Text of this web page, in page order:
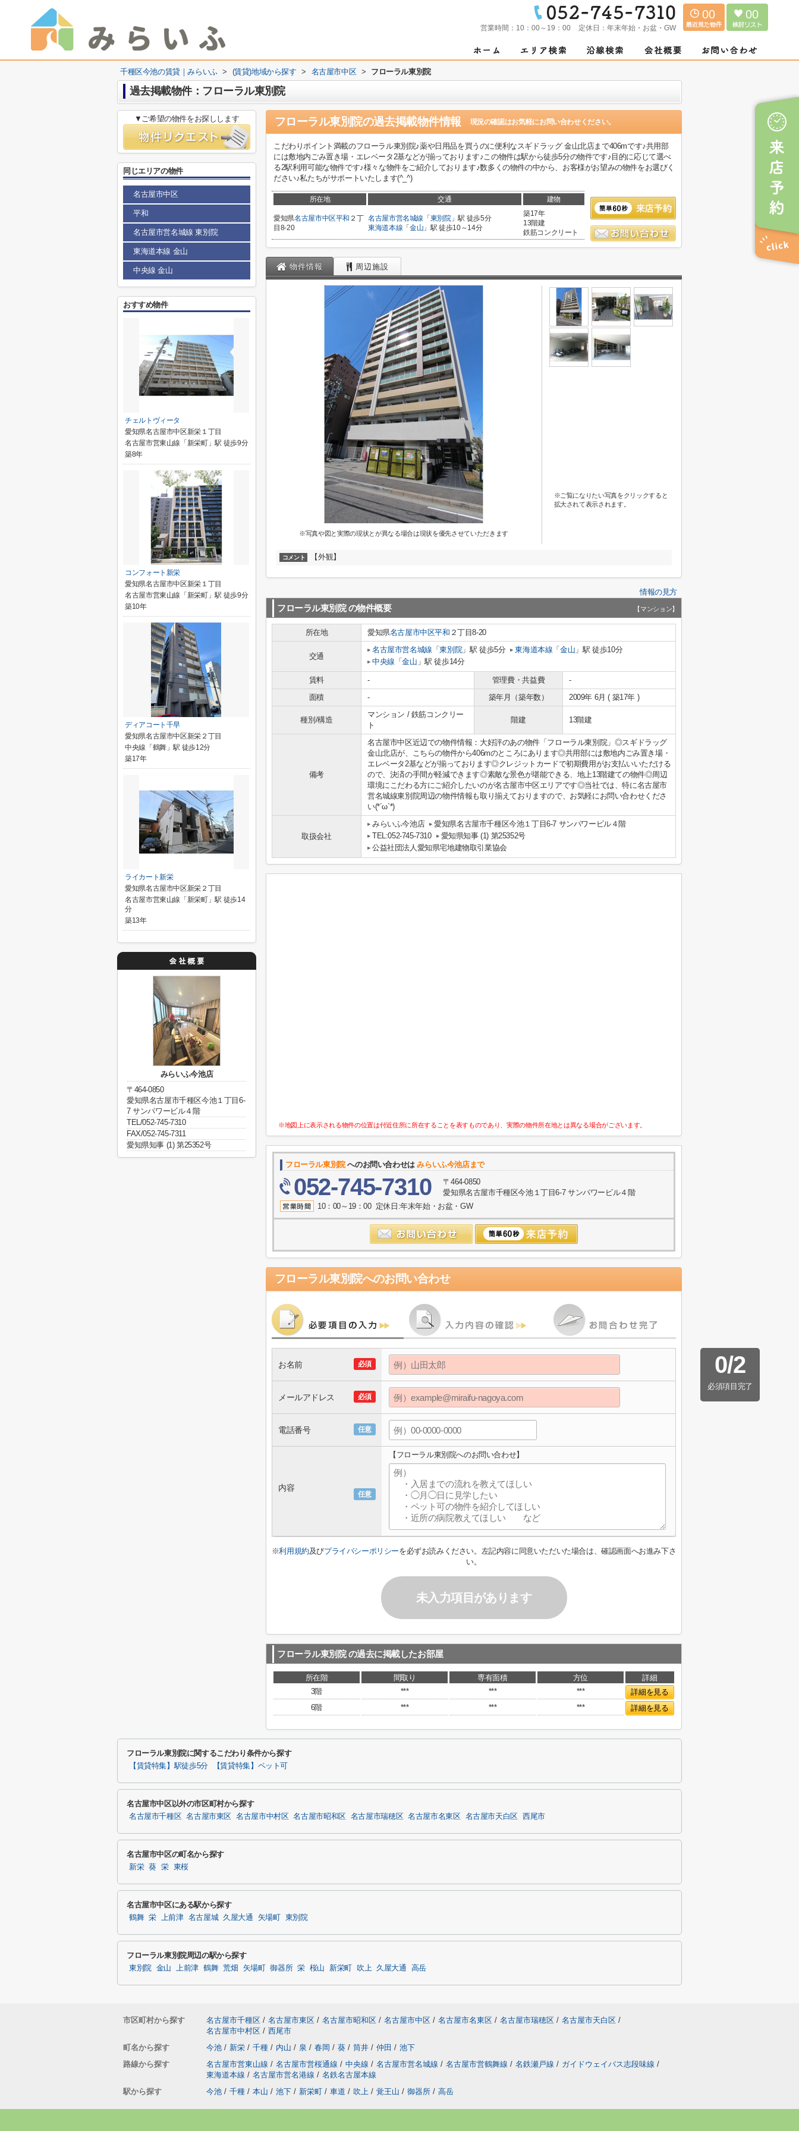
営業時間： 10：00～19：00 定休日： 年末年始・お盆・GW
00 00
千種区今池の賃貸｜みらいふ > (賃貸)地域から探す > 名古屋市中区 > フローラル東別院
過去掲載物件：フローラル東別院
フローラル東別院の過去掲載物件情報 現況の確認はお気軽にお問い合わせください。
こだわりポイント満載のフローラル東別院♪薬や日用品を買うのに便利なスギドラッグ 金山北店まで406mです♪共用部
には敷地内ごみ置き場・エレベータ2基などが揃っております♪この物件は駅から徒歩5分の物件です♪目的に応じて選べ
る2駅利用可能な物件です♪様々な物件をご紹介しております♪数多くの物件の中から、お客様がお望みの物件をお選びく
ださい♪私たちがサポートいたします(^_^)
所在地 交通 建物
愛知県名古屋市中区平和 ２丁
目8-20
名古屋市営名城線 「 東別院」駅 徒歩5分
東海道本線 「 金山 」駅 徒歩10～14分
築17年
13階建
鉄筋コンクリート
物件情報 周辺施設
※写真や図と実際の現状とが異なる場合は現状を優先させていただきます
※ご覧になりたい写真をクリックすると
拡大されて表示されます。
コメント 【外観】
情報の見方
フローラル東別院 の物件概要 【マンション】
所在地 愛知県名古屋市中区平和 ２丁目8-20
交通
名古屋市営名城線 「東別院」駅 徒歩5分 東海道本線 「金山 」駅 徒歩10分
中央線 「金山 」駅 徒歩14分
賃料 - 管理費・共益費
-
面積
- 築年月（築年数） 2009年 6月 ( 築17年 )
種別/構造
マンション / 鉄筋コンクリー
ト
階建 13階建
備考
名古屋市中区近辺での物件情報：大好評のあの物件「フローラル東別院」◎スギドラッグ
金山北店が、こちらの物件から406mのところにあります◎共用部には敷地内ごみ置き場・
エレベータ2基などが揃っております◎クレジットカードで初期費用がお支払いいただける
ので、決済の手間が軽減できます◎素敵な景色が堪能できる、地上13階建ての物件◎周辺
環境にこだわる方にご紹介したいのが名古屋市中区エリアです◎当社では、特に名古屋市
営名城線東別院周辺の物件情報も取り揃えておりますので、お気軽にお問い合わせくださ
い(*´ω`*)
取扱会社
みらいふ今池店
愛知県名古屋市千種区今池１丁目6-7 サンパワービル４階
TEL:052-745-7310
愛知県知事 (1) 第25352号
公益社団法人愛知県宅地建物取引業協会
※地図上に表示される物件の位置は付近住所に所在することを表すものであり、実際の物件所在地とは異なる場合がございます。
フローラル東別院へのお問い合わせはみらいふ今池店まで
052-745-7310
〒464-0850
愛知県名古屋市千種区今池１丁目6-7 サンパワービル４階
10：00～19：00 定休日:年末年始・お盆・GW
フローラル東別院へのお問い合わせ
0/2
必須項目完了
必須
お名前
必須
メールアドレス
任意
電話番号
任意
内容
【フローラル東別院へのお問い合わせ】
※利用規約及びプライバシーポリシーを必ずお読みください。左記内容に同意いただいた場合は、確認画面へお進み下さ
い。
未入力項目があります
フローラル東別院 の過去に掲載したお部屋
所在階 間取り 専有面積 方位
詳細
3階
*** *** ***
詳細を見る
6階
*** *** *** 詳細を見る
▼ご希望の物件をお探しします
同じエリアの物件
名古屋市中区
平和
名古屋市営名城線 東別院
東海道本線 金山
中央線 金山
おすすめ物件
チェルトヴィータ
愛知県名古屋市中区新栄１丁目
名古屋市営東山線「新栄町」駅 徒歩9分
築8年
コンフォート新栄
愛知県名古屋市中区新栄１丁目
名古屋市営東山線「新栄町」駅 徒歩9分
築10年
ディアコート千早
愛知県名古屋市中区新栄２丁目
中央線「鶴舞」駅 徒歩12分
築17年
ライカート新栄
愛知県名古屋市中区新栄２丁目
名古屋市営東山線「新栄町」駅 徒歩14
分
築13年
みらいふ今池店
〒464-0850
愛知県名古屋市千種区今池１丁目6-
7 サンパワービル４階
TEL/052-745-7310
FAX/052-745-7311
愛知県知事 (1) 第25352号
フローラル東別院に関するこだわり条件から探す
【賃貸特集】駅徒歩5分 【賃貸特集】ペット可
名古屋市中区以外の市区町村から探す
名古屋市千種区 名古屋市東区 名古屋市中村区 名古屋市昭和区 名古屋市瑞穂区 名古屋市名東区 名古屋市天白区 西尾市
名古屋市中区の町名から探す
新栄 葵 栄 東桜
名古屋市中区にある駅から探す
鶴舞 栄 上前津 名古屋城 久屋大通 矢場町 東別院
フローラル東別院周辺の駅から探す
東別院 金山 上前津 鶴舞 荒畑 矢場町 御器所 栄 桜山 新栄町 吹上 久屋大通 高岳
市区町村から探す 名古屋市千種区 / 名古屋市東区 / 名古屋市昭和区 / 名古屋市中区 / 名古屋市名東区 / 名古屋市瑞穂区 / 名古屋市天白区 /
名古屋市中村区 / 西尾市
町名から探す
今池 / 新栄 / 千種 / 内山 / 泉 / 春岡 / 葵 / 筒井 / 仲田 / 池下
路線から探す
名古屋市営東山線 / 名古屋市営桜通線 / 中央線 / 名古屋市営名城線 / 名古屋市営鶴舞線 / 名鉄瀬戸線 / ガイドウェイバス志段味線 /
東海道本線 / 名古屋市営名港線 / 名鉄名古屋本線
駅から探す
今池 / 千種 / 本山 / 池下 / 新栄町 / 車道 / 吹上 / 覚王山 / 御器所 / 高岳